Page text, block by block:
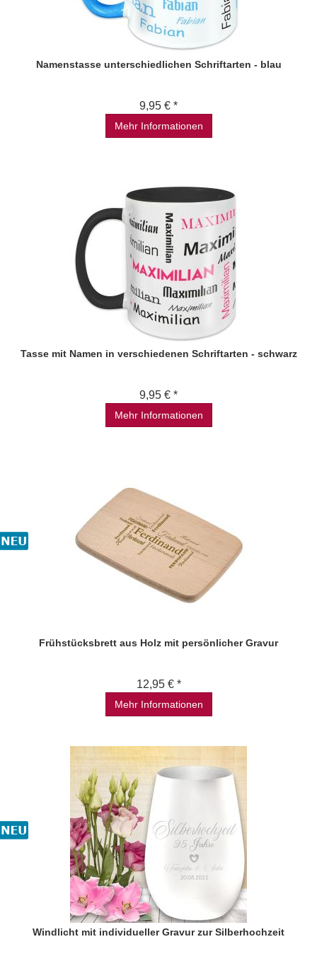
Namenstasse unterschiedlichen Schriftarten - blau
9,95 € *
Mehr Informationen
Tasse mit Namen in verschiedenen Schriftarten - schwarz
9,95 € *
Mehr Informationen
Frühstücksbrett aus Holz mit persönlicher Gravur
12,95 € *
Mehr Informationen
Windlicht mit individueller Gravur zur Silberhochzeit